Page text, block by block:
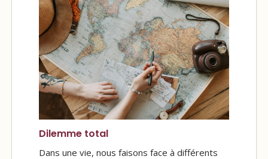
Dilemme total
Dans une vie, nous faisons face à différents